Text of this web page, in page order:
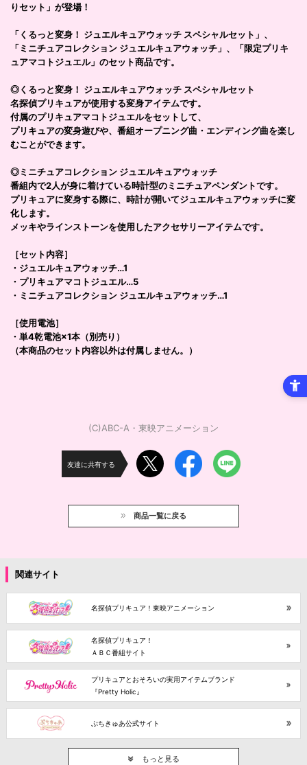
りセット」が登場！
「くるっと変身！ ジュエルキュアウォッチ スペシャルセット」、
「ミニチュアコレクション ジュエルキュアウォッチ」、「限定プリキ
ュアマコトジュエル」のセット商品です。
◎くるっと変身！ ジュエルキュアウォッチ スペシャルセット
名探偵プリキュアが使用する変身アイテムです。
付属のプリキュアマコトジュエルをセットして、
プリキュアの変身遊びや、番組オープニング曲・エンディング曲を楽し
むことができます。
◎ミニチュアコレクション ジュエルキュアウォッチ
番組内で2人が身に着けている時計型のミニチュアペンダントです。
プリキュアに変身する際に、時計が開いてジュエルキュアウォッチに変
化します。
メッキやラインストーンを使用したアクセサリーアイテムです。
［セット内容］
・ジュエルキュアウォッチ…1
・プリキュアマコトジュエル…5
・ミニチュアコレクション ジュエルキュアウォッチ…1
［使用電池］
・単4乾電池×1本（別売り）
（本商品のセット内容以外は付属しません。）
(C)ABC-A・東映アニメーション
友達に共有する
商品一覧に戻る
関連サイト
名探偵プリキュア！東映アニメーション
名探偵プリキュア！
ＡＢＣ番組サイト
プリキュアとおそろいの実用アイテムブランド
『Pretty Holic』
ぷちきゅあ公式サイト
もっと見る